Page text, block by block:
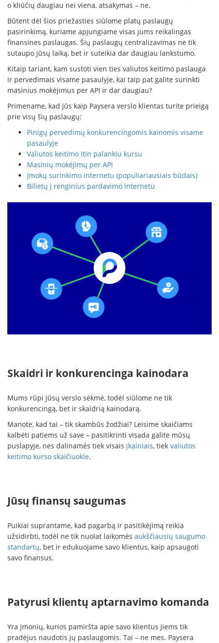
o kliūčių daugiau nei viena, atsakymas – ne.
Būtent dėl šios priežasties siūlome platų paslaugų
pasirinkimą, kuriame apjungiame visas jums reikalingas
finansines paslaugas. Šių paslaugų centralizavimas ne tik
sutaupo jūsų laiką, bet ir suteikia dar daugiau lankstumo.
Kitaip tariant, kam sustoti vien ties valiutos keitimo paslauga
ir pervedimais visame pasaulyje, kai taip pat galite surinkti
masinius mokėjimus per API ir dar daugiau?
Primename, kad jūs kaip Paysera verslo klientas turite prieigą
prie visų šių paslaugų:
Pinigų pervedimų konkurencingomis kainomis visame
pasaulyje
Valiutos keitimo itin palankiu kursu
Masinių mokėjimų per API
Įmokų surinkimo internetu (populiariausiais būdais)
Bilietų į renginius pardavimo internetu
Skaidri ir konkurencinga kainodara
Mums rūpi jūsų verslo sėkmė, todėl siūlome ne tik
konkurencingą, bet ir skaidrią kainodarą.
Manote, kad tai – tik skambūs žodžiai? Leisime skaičiams
kalbėti patiems už save – pasitikrinti visada galite mūsų
puslapyje, nes dalinamės tiek visais įkainiais, tiek valiutos
keitimo kurso skaičiuokle.
Jūsų finansų saugumas
Puikiai suprantame, kad pagarbą ir pasitikėjimą reikia
užsidirbti, todėl ne tik nuolat laikomės aukščiausių saugumo
standartų, bet ir edukuojame savo klientus, kaip apsaugoti
savo finansus.
Patyrusi klientų aptarnavimo komanda
Yra įmonių, kurios pamiršta apie savo klientus jiems tik
pradėjus naudotis jų paslaugomis. Tai – ne mes. Paysera